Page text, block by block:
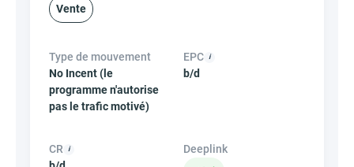
Vente
Type de mouvement
No Incent (le
programme n'autorise
pas le trafic motivé)
EPC
b/d
CR
Deeplink